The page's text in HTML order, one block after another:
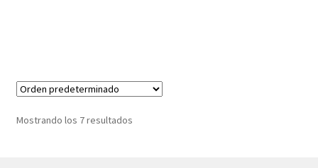
Mostrando los 7 resultados